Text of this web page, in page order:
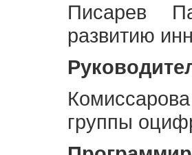
Писарев
развитию
группы